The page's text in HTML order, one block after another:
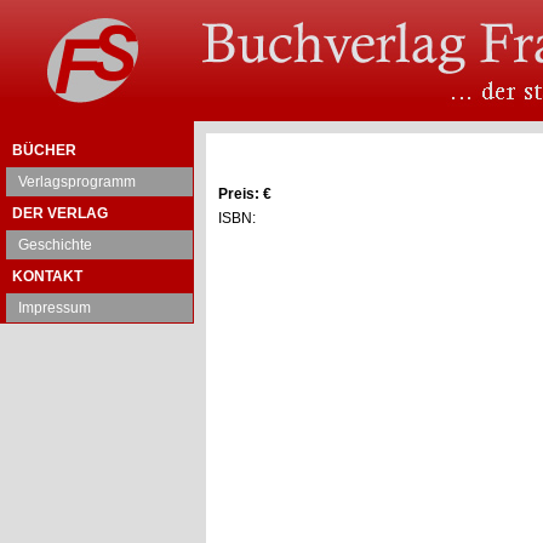
BÜCHER
Verlagsprogramm
DER VERLAG
Geschichte
KONTAKT
Impressum
Preis: €
ISBN: